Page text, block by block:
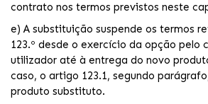
contrato nos termos previstos neste
e) A substituição suspende os termos
123.º desde o exercício da opção pelo
utilizador até à entrega do novo
caso, o artigo 123.1, segundo
produto substituto.